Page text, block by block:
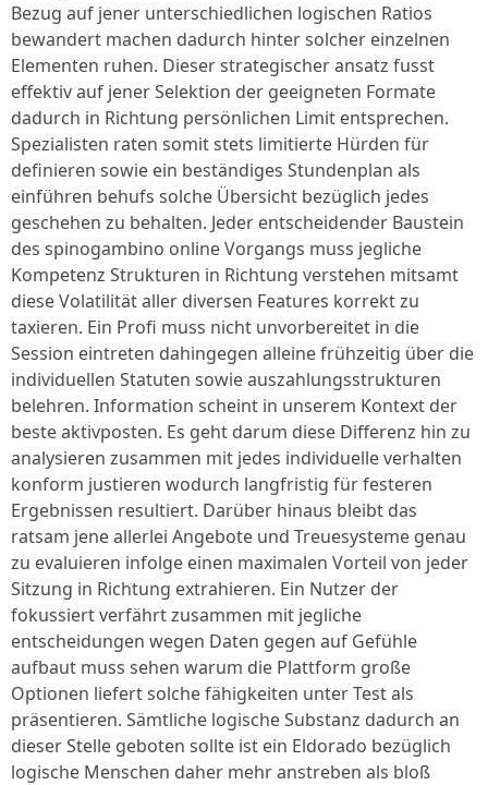
Bezug auf jener unterschiedlichen logischen Ratios
bewandert machen dadurch hinter solcher einzelnen
Elementen ruhen. Dieser strategischer ansatz fusst
effektiv auf jener Selektion der geeigneten Formate
dadurch in Richtung persönlichen Limit entsprechen.
Spezialisten raten somit stets limitierte Hürden für
definieren sowie ein beständiges Stundenplan als
einführen behufs solche Übersicht bezüglich jedes
geschehen zu behalten. Jeder entscheidender Baustein
des spinogambino online Vorgangs muss jegliche
Kompetenz Strukturen in Richtung verstehen mitsamt
diese Volatilität aller diversen Features korrekt zu
taxieren. Ein Profi muss nicht unvorbereitet in die
Session eintreten dahingegen alleine frühzeitig über die
individuellen Statuten sowie auszahlungsstrukturen
belehren. Information scheint in unserem Kontext der
beste aktivposten. Es geht darum diese Differenz hin zu
analysieren zusammen mit jedes individuelle verhalten
konform justieren wodurch langfristig für festeren
Ergebnissen resultiert. Darüber hinaus bleibt das
ratsam jene allerlei Angebote und Treuesysteme genau
zu evaluieren infolge einen maximalen Vorteil von jeder
Sitzung in Richtung extrahieren. Ein Nutzer der
fokussiert verfährt zusammen mit jegliche
entscheidungen wegen Daten gegen auf Gefühle
aufbaut muss sehen warum die Plattform große
Optionen liefert solche fähigkeiten unter Test als
präsentieren. Sämtliche logische Substanz dadurch an
dieser Stelle geboten sollte ist ein Eldorado bezüglich
logische Menschen daher mehr anstreben als bloß